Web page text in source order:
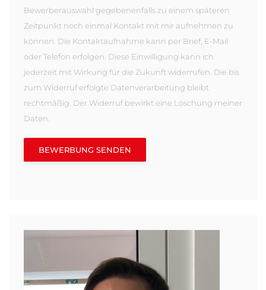
Bewerberauswahl gegebenenfalls zu einem späteren
Zeitpunkt noch einmal Kontakt mit mir aufnehmen zu
können. Die Kontaktaufnahme kann per Brief, E-Mail
oder Telefon erfolgen. Diese Einwilligung kann ich
jederzeit mit Wirkung für die Zukunft widerrufen. Die bis
zum Widerruf erfolgte Datenverarbeitung bleibt
rechtmäßig. Der Widerruf bewirkt eine Löschung meiner
Daten.
BEWERBUNG SENDEN